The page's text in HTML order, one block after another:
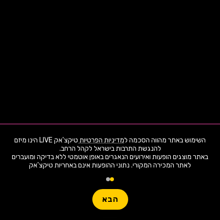
השימוש באתר מהווה הסכמה למדיניות הפרטיות
טיקצ'אק LIVE הינו מיזם
באתר מוצגים הופעות ואירועים הנאגרים באופן אוטמטי ללא בדיקה ומועברים
לאתר המכירה המקורי. נתוני ההופעות אינם באחריות טיקצ'אק
הבא
חפשו הופעה